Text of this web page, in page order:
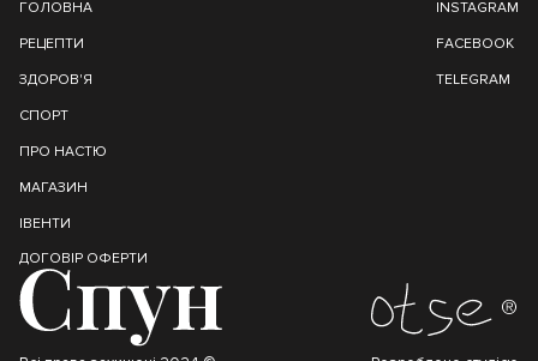
ГОЛОВНА
РЕЦЕПТИ
ЗДОРОВ'Я
СПОРТ
ПРО НАСТЮ
МАГАЗИН
ІВЕНТИ
ДОГОВІР ОФЕРТИ
INSTAGRAM
FACEBOOK
TELEGRAM